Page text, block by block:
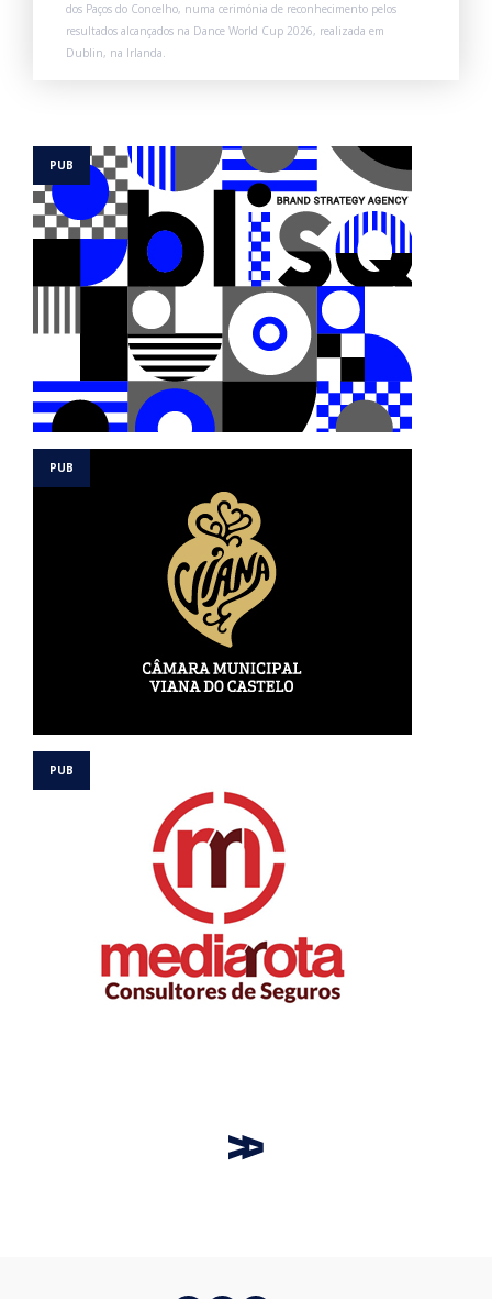
dos Paços do Concelho, numa cerimónia de reconhecimento pelos
resultados alcançados na Dance World Cup 2026, realizada em
Dublin, na Irlanda.